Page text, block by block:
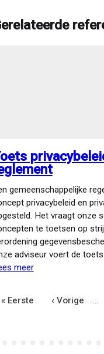
gemeenschappelijke
privacybeleid en
Het vraagt onze
te toetsen op
adviseur voert de
meerover
Eerste
« Eerste Vorige
‹ Vorige